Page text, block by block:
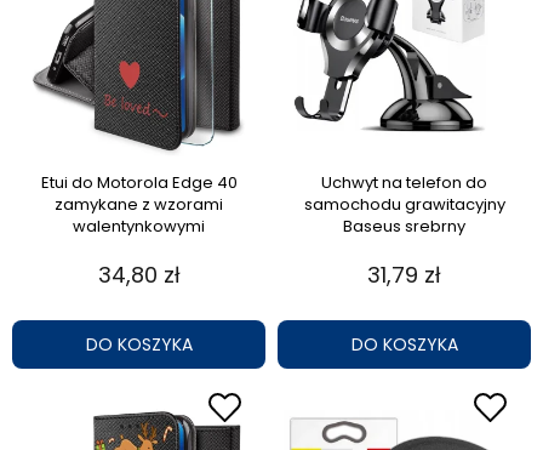
Etui do Motorola Edge 40
zamykane z wzorami
walentynkowymi
34,80 zł
DO KOSZYKA
Uchwyt na telefon do
samochodu grawitacyjny
Baseus srebrny
31,79 zł
DO KOSZYKA